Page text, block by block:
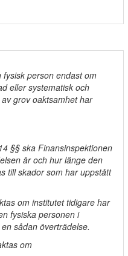
person endast om
eller systematisk och
grov oaktsamhet har
§§ ska Finansinspektionen
är och hur länge den
till skador som har uppstått
om institutet tidigare har
fysiska personen i
sådan överträdelse.
om